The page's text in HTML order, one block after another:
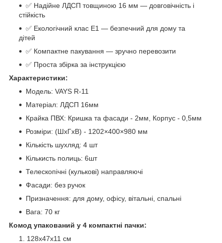
✅ Надійне ЛДСП товщиною 16 мм — довговічність і
стійкість
✅ Екологічний клас Е1 — безпечний для дому та
дітей
✅ Компактне пакування — зручно перевозити
✅ Проста збірка за інструкцією
Характеристики:
Модель: VAYS R-11
Матеріал: ЛДСП 16мм
Крайка ПВХ: Кришка та фасади - 2мм, Корпус - 0,5мм
Розміри: (ШхГхВ) - 1202×400×980 мм
Кількість шухляд: 4 шт
Кількисть полиць: 6шт
Телескопічні (кулькові) направляючі
Фасади: без ручок
Призначення: для дому, офісу, вітальні, спальні
Вага: 70 кг
Комод упакований у 4 компактні пачки:
128х47х11 см